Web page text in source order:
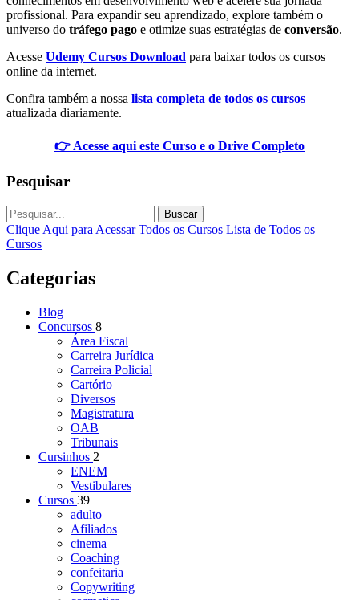
profissional. Para expandir seu aprendizado, explore também o
universo do tráfego pago e otimize suas estratégias de conversão.
Acesse Udemy Cursos Download para baixar todos os cursos
online da internet.
Confira também a nossa lista completa de todos os cursos
atualizada diariamente.
👉 Acesse aqui este Curso e o Drive Completo
Pesquisar
Buscar
Clique Aqui para Acessar Todos os Cursos Lista de Todos os
Cursos
Categorias
Blog
Concursos 8
Área Fiscal
Carreira Jurídica
Carreira Policial
Cartório
Diversos
Magistratura
OAB
Tribunais
Cursinhos 2
ENEM
Vestibulares
Cursos 39
adulto
Afiliados
cinema
Coaching
confeitaria
Copywriting